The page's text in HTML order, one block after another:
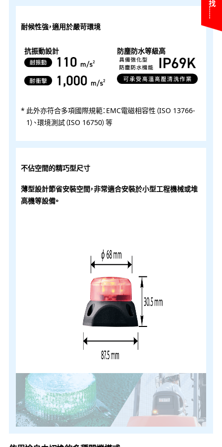
耐候性強，適用於嚴苛環境
抗振動設計 防塵防水等級高
此外亦符合多項國際規範：EMC電磁相容性（ISO 13766-
1）、環境測試（ISO 16750）等
不佔空間的精巧型尺寸
薄型設計節省安裝空間，非常適合安裝於小型工程機械或堆
高機等設備。